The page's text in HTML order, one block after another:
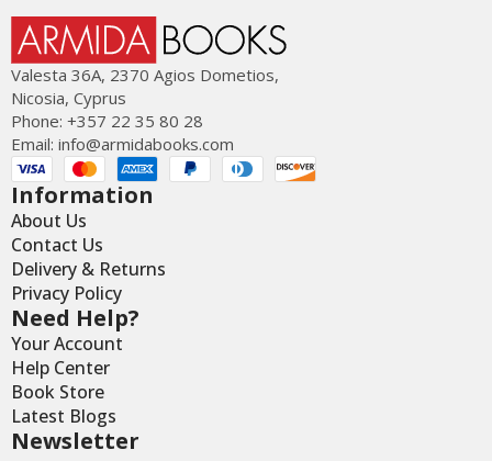
Valesta 36Α, 2370 Agios Dometios,
Nicosia, Cyprus
Phone: +357 22 35 80 28
Email: info@armidabooks.com
Information
About Us
Contact Us
Delivery & Returns
Privacy Policy
Need Help?
Your Account
Help Center
Book Store
Latest Blogs
Newsletter